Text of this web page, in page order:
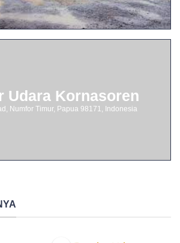
Udara Kornasoren
Numfor Timur, Papua 98171, Indonesia